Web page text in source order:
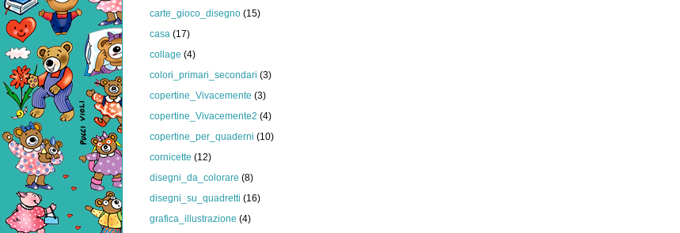
carte_gioco_disegno (15)
casa (17)
collage (4)
colori_primari_secondari (3)
copertine_Vivacemente (3)
copertine_Vivacemente2 (4)
copertine_per_quaderni (10)
cornicette (12)
disegni_da_colorare (8)
disegni_su_quadretti (16)
grafica_illustrazione (4)